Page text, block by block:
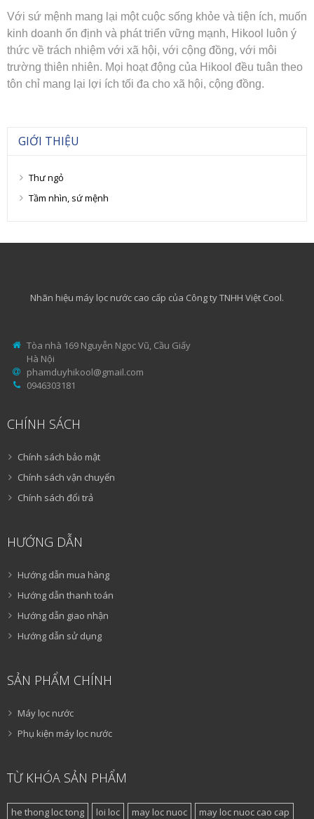
Với sứ mệnh mang lại một cuộc sống khỏe và tiện ích, muốn
kinh doanh ổn định và phát triển vững mạnh, Hikool luôn ý
thức về trách nhiệm với xã hội, với cộng đồng, với môi
trường thiên nhiên. Mọi hoạt động của Hikool đều tuân theo
tôn chỉ mang lại lợi ích tối đa cho xã hội, cộng đồng.
GIỚI THIỆU
Thư ngỏ
Tầm nhìn, sứ mệnh
Nhãn hiệu máy lọc nước cao cấp của Công ty TNHH Việt Cool.
Tòa nhà 169 Nguyễn Ngọc Vũ, Cầu Giấy
Hà Nội
phamduyhikool@gmail.com
0946303181
CHÍNH SÁCH
Chính sách bảo mật
Chính sách vận chuyển
Chính sách đổi trả
HƯỚNG DẪN
Hướng dẫn mua hàng
Hướng dẫn thanh toán
Hướng dẫn giao nhận
Hướng dẫn sử dụng
SẢN PHẨM CHÍNH
Máy lọc nước
Phụ kiện máy lọc nước
TỪ KHÓA SẢN PHẨM
he thong loc tong loi loc may loc nuoc may loc nuoc cao cap